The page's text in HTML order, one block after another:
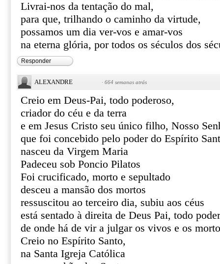
Livrai-nos da tentação do mal,
para que, trilhando o caminho da virtude,
possamos um dia ver-vos e amar-vos
na eterna glória, por todos os séculos dos
Responder
ALEXANDRE · 664 semanas atrás
Creio em Deus-Pai, todo poderoso,
criador do céu e da terra
e em Jesus Cristo seu único filho, Nosso
que foi concebido pelo poder do Espírito
nasceu da Virgem Maria
Padeceu sob Poncio Pilatos
Foi crucificado, morto e sepultado
desceu a mansão dos mortos
ressuscitou ao terceiro dia, subiu aos céus
está sentado à direita de Deus Pai, todo
de onde há de vir a julgar os vivos e os
Creio no Espírito Santo,
na Santa Igreja Católica